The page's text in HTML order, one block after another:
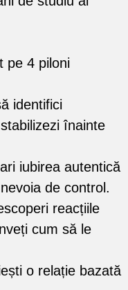
pe 4 piloni
identifici
înainte
iubirea autentică
de control.
reacțiile
cum să le
o relație bazată